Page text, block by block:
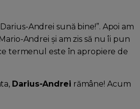
Andrei sună bine!”. Apoi am
Andrei și am zis să nu îi pun
termenul este în apropiere de
Darius-Andrei rămâne! Acum